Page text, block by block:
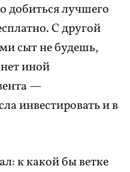
лучшего
С другой
сыт не будешь,
иной
—
инвестировать и в
к какой бы ветке